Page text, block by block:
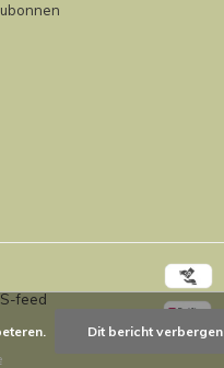
feed
Dit bericht verbergen